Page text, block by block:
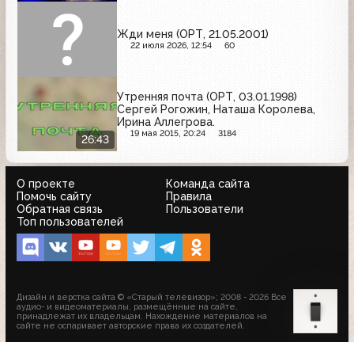
Жди меня (ОРТ, 21.05.2001)
22 июля 2026, 12:54 60
26:43
Утренняя почта (ОРТ, 03.01.1998)
Сергей Рогожин, Наташа Королева,
Ирина Аллегрова.
19 мая 2015, 20:24 3184
О проекте
Команда сайта
Помочь сайту
Правила
Обратная связь
Пользователи
Топ пользователей
Дизайн и верстка сайта © «Старый телевизор»; 2008 - 2026 Все
аудио- и видеоматериалы, размещённые на сайте,
принадлежат их владельцам. Нахождение материалов на
сайте не оспаривает авторские права их создателей.